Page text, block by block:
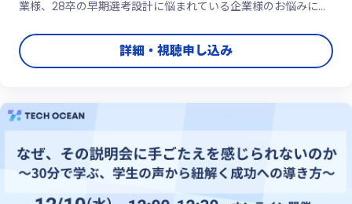
業様、28卒の早期選考設計に悩まれている企業様のお悩みに、
と」「具体的に聞いてみたいこと」を、ぜひお気軽にご相談くだ
さい。理系採用に特化したサービス提供者ならではの視点で、
明日から実践 ...
詳細・視聴申し込み